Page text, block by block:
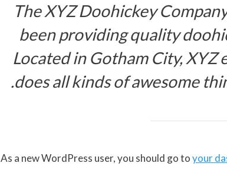
The XYZ Doohickey
been providing quality
Located in Gotham City, XYZ
does all kinds of awesome
As a new WordPress user, you should go toyour